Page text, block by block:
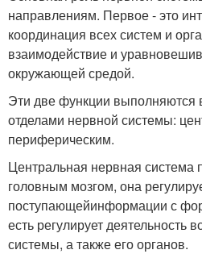
направлениям. Первое - это
координация всех систем и
взаимодействие и
окружающей средой.
Эти две функции выполняются
отделами нервной системы:
периферическим.
Центральная нервная система
головным мозгом, она
поступающейинформации с
есть регулирует деятельность
системы, а также его органов.